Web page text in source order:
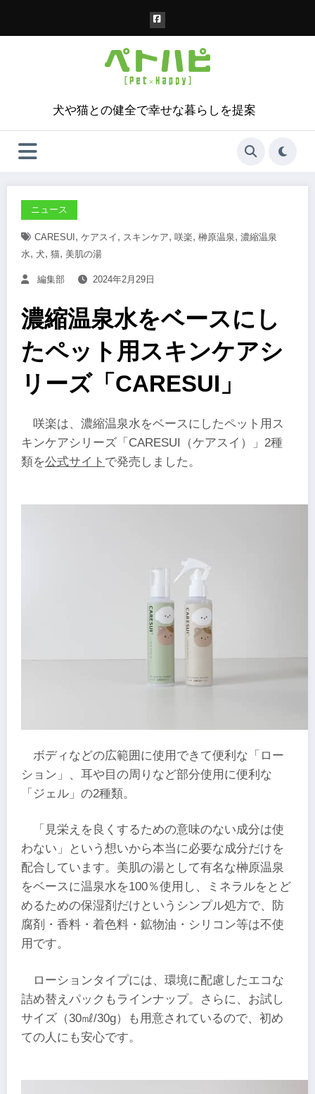
犬や猫との健全で幸せな暮らしを提案
ニュース
CARESUI , ケアスイ , スキンケア, 咲楽, 榊原温泉, 濃縮温泉
水, 犬, 猫, 美肌の湯
編集部 2024年2月29日
濃縮温泉水をベースにし
たペット用スキンケアシ
リーズ「CARESUI」
咲楽は、濃縮温泉水をベースにしたペット用ス
キンケアシリーズ「CARESUI（ケアスイ）」2種
類を公式サイト で発売しました。
ボディなどの広範囲に使用できて便利な「ロー
ション」、耳や目の周りなど部分使用に便利な
「ジェル」の2種類。
「見栄えを良くするための意味のない成分は使
わない」という想いから本当に必要な成分だけを
配合しています。美肌の湯として有名な榊原温泉
をベースに温泉水を100％使用し、ミネラルをとど
めるための保湿剤だけというシンプル処方で、防
腐剤・香料・着色料・鉱物油・シリコン等は不使
用です。
ローションタイプには、環境に配慮したエコな
詰め替えパックもラインナップ。さらに、お試し
サイズ（30㎖/30g）も用意されているので、初め
ての人にも安心です。